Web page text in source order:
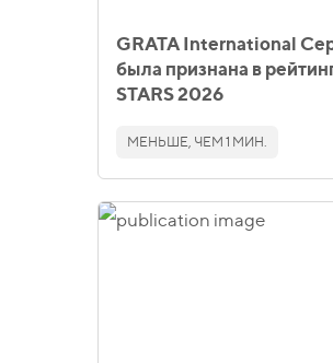
GRATA International
была признана в
STARS 2026
МЕНЬШЕ, ЧЕМ 1 МИН.